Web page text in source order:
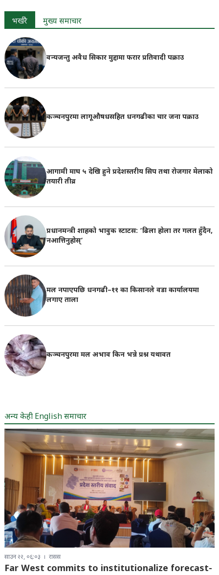
भर्खरै मुख्य समाचार
वन्यजन्तु अवैध सिकार मुद्दामा फरार प्रतिवादी पक्राउ
कञ्चनपुरमा लागूऔषधसहित धनगढीका चार जना पक्राउ
आगामी माघ ५ देखि हुने प्रदेशस्तरीय सिप तथा रोजगार मेलाको
तयारी तीव्र
प्रधानमन्त्री शाहको भावुक स्टाटस: ‘ढिला होला तर गलत हुँदैन,
नआत्तिनुहोस्’
मल नपाएपछि धनगढी–११ का किसानले वडा कार्यालयमा
लगाए ताला
कञ्चनपुरमा मल अभाव किन भन्ने प्रश्न यथावत
अन्य केही English समाचार
साउन २२, ०६:०३ रासस
Far West commits to institutionalize forecast-